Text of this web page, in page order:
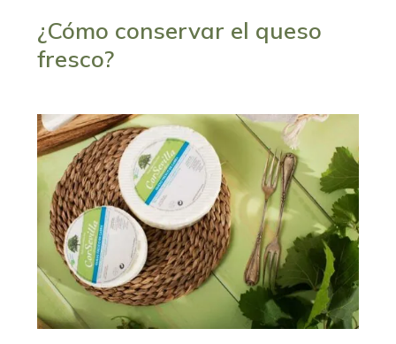
¿Cómo conservar el queso
fresco?